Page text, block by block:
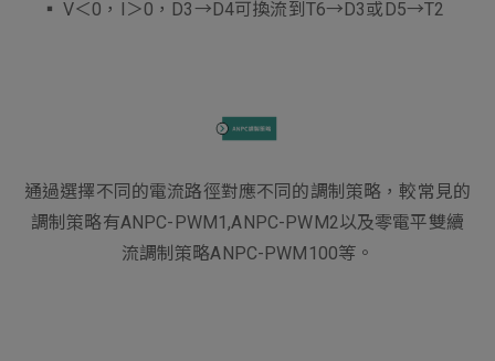
▪︎ V＜0，I＞0，D3→D4可換流到T6→D3或D5→T2
通過選擇不同的電流路徑對應不同的調制策略，較常見的
調制策略有ANPC-PWM1,ANPC-PWM2以及零電平雙續
流調制策略ANPC-PWM100等。